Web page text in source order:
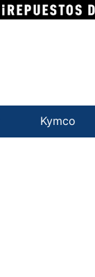
Kymco